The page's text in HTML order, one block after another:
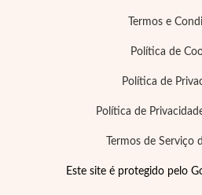
Termos e
Política de
Política de
Política de
Termos de Serviço
Este site é protegido pelo